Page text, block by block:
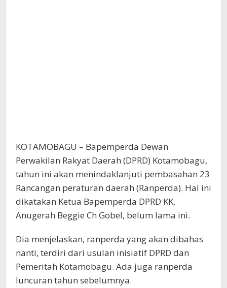
KOTAMOBAGU – Bapemperda Dewan
Perwakilan Rakyat Daerah (DPRD) Kotamobagu,
tahun ini akan menindaklanjuti pembasahan 23
Rancangan peraturan daerah (Ranperda). Hal ini
dikatakan Ketua Bapemperda DPRD KK,
Anugerah Beggie Ch Gobel, belum lama ini.
Dia menjelaskan, ranperda yang akan dibahas
nanti, terdiri dari usulan inisiatif DPRD dan
Pemeritah Kotamobagu. Ada juga ranperda
luncuran tahun sebelumnya.